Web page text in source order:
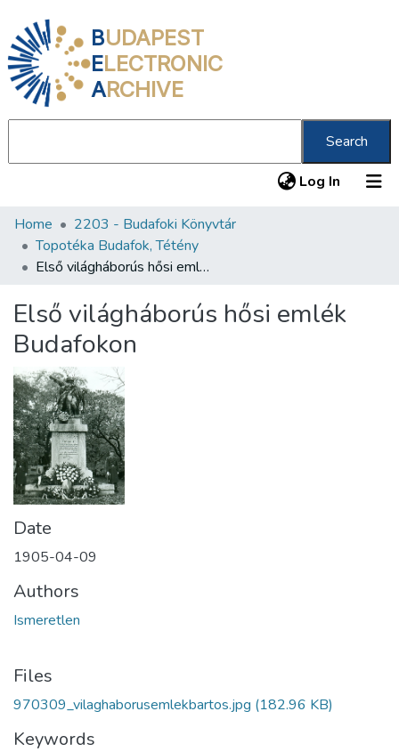
BUDAPEST
ELECTRONIC
ARCHIVE
Search
Log In (current)
Communities & Collections
All of DSpace
About us
Home
2203 - Budafoki Könyvtár
Topotéka Budafok, Tétény
Első világháborús hősi emlék Budafokon
Első világháborús hősi emlék
Budafokon
Date
1905-04-09
Authors
Ismeretlen
Files
970309_vilaghaborusemlekbartos.jpg (182.96 KB)
Keywords